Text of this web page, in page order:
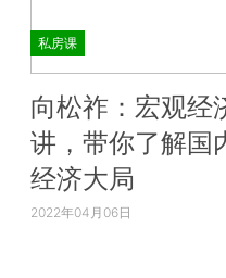
私房课
向松祚：宏观经
讲，带你了解国
经济大局
2022年04月06日